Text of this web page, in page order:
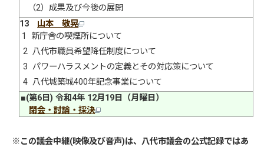
（2）成果及び今後の展開
13 山本 敬晃
1 新庁舎の喫煙所について
2 八代市職員希望降任制度について
3 パワーハラスメントの定義とその対応策について
4 八代城築城400年記念事業について
■(第6日) 令和4年 12月19日（月曜日）
閉会・討論・採決
※この議会中継(映像及び音声)は、八代市議会の公式記録ではあ